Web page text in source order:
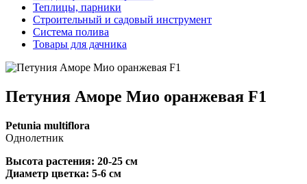
Теплицы, парники
Строительный и садовый инструмент
Система полива
Товары для дачника
Петуния Аморе Мио оранжевая F1
Petunia multiflora
Однолетник
Высота растения: 20-25 см
Диаметр цветка: 5-6 см